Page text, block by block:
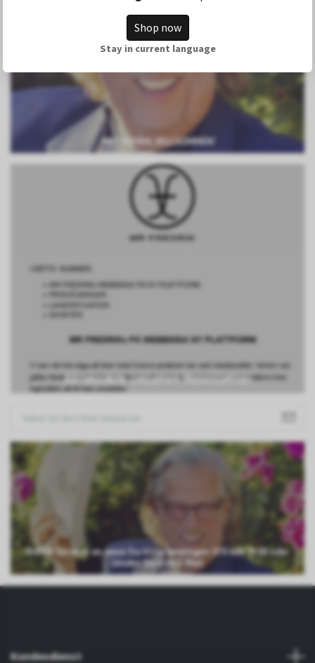
MR FREDRIK, WILLKOMMEN!
Abonniere unseren Newsletter
RUFEN Sie mich an, wenn Sie Hilfe benötigen: 070 660 59 80 oder
senden Sie eine E-Mail
Kundendienst
Shop now
Stay in current language